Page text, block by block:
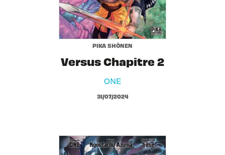
PIKA SHÔNEN
Versus Chapitre 2
ONE
31/07/2024